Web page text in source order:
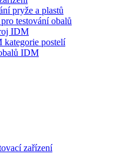
pryže a plastů
testování obalů
IDM
kategorie postelí
IDM
zařízení